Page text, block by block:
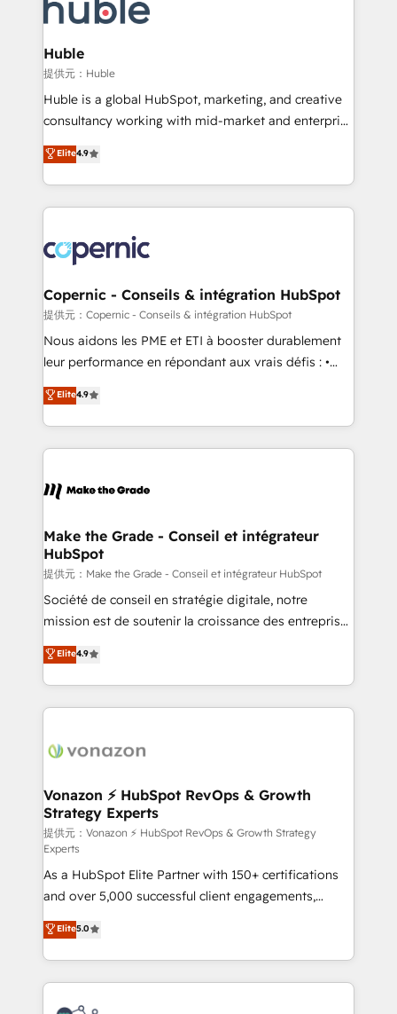
CRM Migrations using our in-house "HubScrub" Tool.
skills, processes, and internal team you need to
attract the right buyers, close deals faster, and grow
without outside dependencies. You’ll learn how to: •
Set up, audit, and organize your HubSpot portal •
Get your sales team fully using HubSpot • Track
pipeline and revenue across the entire buyer journey
growth • Create content and videos that attract
buyers • Use AI to scale smarter Our coaching-led
lasts. So if you're ready to become the most trusted
voice in your market, let’s talk.
Huble
提供元：Huble
Huble is a global HubSpot, marketing, and creative
consultancy working with mid-market and enterprise
businesses. We go beyond implementation, shaping
the strategy, processes, and teams that turn
HubSpot into a genuine growth engine. Named
HubSpot's Global Partner of the Year in 2024,
worldwide, and with over 15 years in the ecosystem,
Huble has built a track record that speaks for itself.
One company, one operating model, delivering
across offices and consulting teams in the UK, USA,
Canada, Germany, France, Belgium, Singapore, and
South Africa. Certified compliant with ISO/IEC
international offices and 175+ employees.
Elite4.9
Copernic - Conseils & intégration HubSpot
提供元：Copernic - Conseils & intégration HubSpot
Nous aidons les PME et ETI à booster durablement
leur performance en répondant aux vrais défis : •
Intégration de HubSpot avec d’autres outils (ERP,
téléphonie, etc.) • Alignement des équipes grâce à un
outil et des données partagées • Amélioration de la
collecte et de l’analyse des données pour des
de la productivité des équipes Notre équipe de 30
avec un engagement total, alignant processus
métiers et technologie, et guidant vos équipes à
travers le changement, tout en centrant vos objectifs
d’entreprise. Grâce à une méthodologie éprouvée
auprès de plus de 400 clients, nous comprenons
HubSpot dans votre organisation. Pour toute
question technique ou besoin de structuration de
Elite4.9
Make the Grade - Conseil et intégrateur
HubSpot
提供元：Make the Grade - Conseil et intégrateur HubSpot
Société de conseil en stratégie digitale, notre
mission est de soutenir la croissance des entreprises
B2B à travers l’acquisition de nouveaux clients,
l'intégration CRM et le développement des revenus
auprès de vos comptes existants. En France et à
l'international, nous travaillons avec des ETI
delà d’une simple transformation digitale et des
➤ L’intégration de CRM et de méthodologie RevOps
pour aligner les équipes marketing, commerciales et
support client (data migration, synchronisation API,
audit et maintenance) ➤ La création de sites internet
de conversion qui transforment les visiteurs en
opportunités d'affaires ➤ La mise en place de
stratégies d'acquisition marketing (SEO, SEA,
inbound, automatisation marketing, ABM, IA,
emailing) Informations clés : - 10 ans d'expérience -
100+ intégrations CRM HubSpot réussies - 40
experts conseil - 150 certifications HubSpot
Elite4.9
Vonazon ⚡ HubSpot RevOps & Growth
Strategy Experts
提供元：Vonazon ⚡ HubSpot RevOps & Growth Strategy
Experts
As a HubSpot Elite Partner with 150+ certifications
and over 5,000 successful client engagements,
Vonazon turns marketing complexity into
measurable, scalable growth. From onboarding to
enterprise-grade campaigns, our in-house team
builds scalable strategies that drive long-term
revenue. ⚙️ HubSpot Integration & Optimization •
Elite5.0